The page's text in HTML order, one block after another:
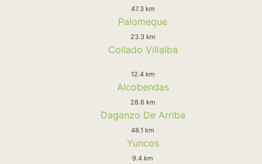
47.3 km
Palomeque
23.3 km
Collado Villalba
12.4 km
Alcobendas
28.6 km
Daganzo De Arriba
48.1 km
Yuncos
9.4 km